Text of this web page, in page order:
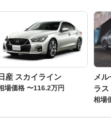
日産 スカイライン
場価格 〜116.2万円
メ
ラス
相場